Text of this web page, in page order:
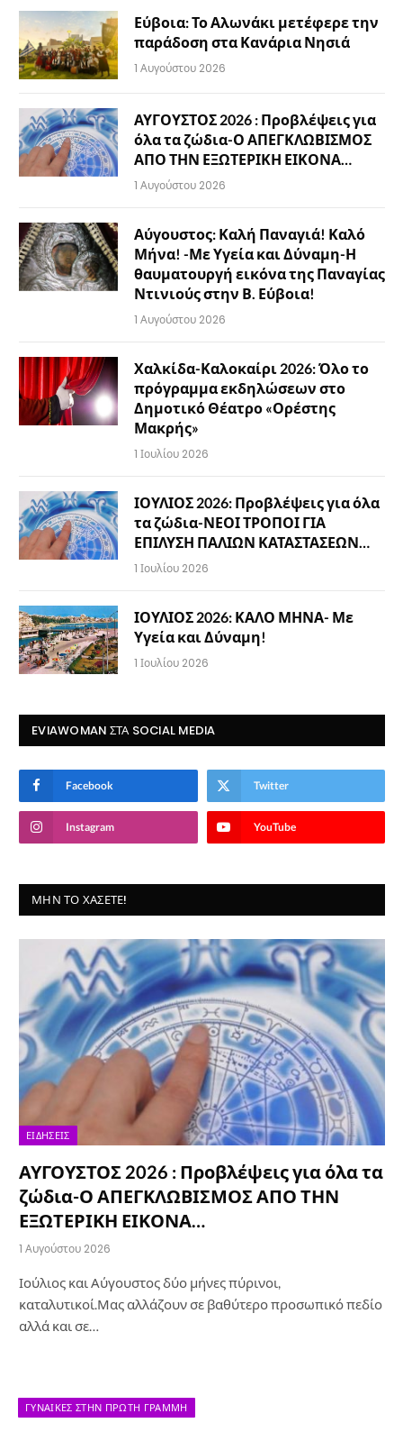
Εύβοια: Το Αλωνάκι μετέφερε την
παράδοση στα Κανάρια Νησιά
1 Αυγούστου 2026
ΑΥΓΟΥΣΤΟΣ 2026 : Προβλέψεις για
όλα τα ζώδια-Ο ΑΠΕΓΚΛΩΒΙΣΜΟΣ
ΑΠΟ ΤΗΝ ΕΞΩΤΕΡΙΚΗ ΕΙΚΟΝΑ…
1 Αυγούστου 2026
Αύγουστος: Καλή Παναγιά! Καλό
Μήνα! -Με Υγεία και Δύναμη-Η
θαυματουργή εικόνα της Παναγίας
Ντινιούς στην Β. Εύβοια!
1 Αυγούστου 2026
Χαλκίδα-Καλοκαίρι 2026: Όλο το
πρόγραμμα εκδηλώσεων στο
Δημοτικό Θέατρο «Ορέστης
Μακρής»
1 Ιουλίου 2026
ΙΟΥΛΙΟΣ 2026: Προβλέψεις για όλα
τα ζώδια-ΝΕΟΙ ΤΡΟΠΟΙ ΓΙΑ
ΕΠΙΛΥΣΗ ΠΑΛΙΩΝ ΚΑΤΑΣΤΑΣΕΩΝ…
1 Ιουλίου 2026
ΙΟΥΛΙΟΣ 2026: ΚΑΛΟ ΜΗΝΑ- Με
Υγεία και Δύναμη!
1 Ιουλίου 2026
EVIAWOMAN ΣΤΑ SOCIAL MEDIA
Facebook Twitter
Instagram YouTube
ΜΗΝ ΤΟ ΧΆΣΕΤΕ!
ΕΙΔΉΣΕΙΣ
ΑΥΓΟΥΣΤΟΣ 2026 : Προβλέψεις για όλα τα
ζώδια-Ο ΑΠΕΓΚΛΩΒΙΣΜΟΣ ΑΠΟ ΤΗΝ
ΕΞΩΤΕΡΙΚΗ ΕΙΚΟΝΑ…
1 Αυγούστου 2026
Ιούλιος και Αύγουστος δύο μήνες πύρινοι,
καταλυτικοί.Μας αλλάζουν σε βαθύτερο προσωπικό πεδίο
αλλά και σε…
ΓΥΝΑΊΚΕΣ ΣΤΗΝ ΠΡΏΤΗ ΓΡΑΜΜΉ